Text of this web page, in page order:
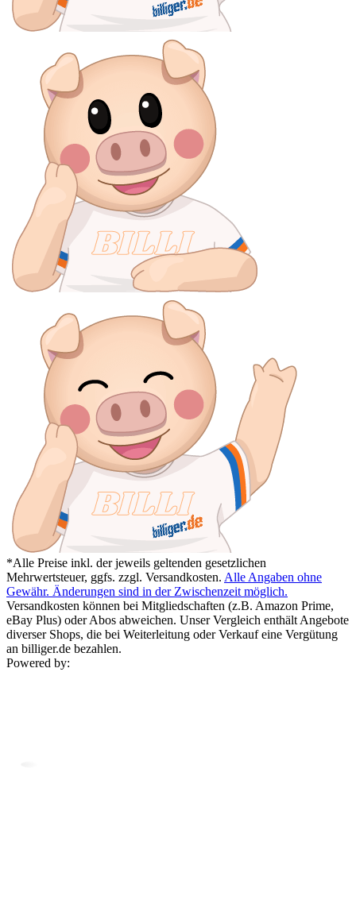
*Alle Preise inkl. der jeweils geltenden gesetzlichen
Mehrwertsteuer, ggfs. zzgl. Versandkosten. Alle Angaben ohne
Gewähr. Änderungen sind in der Zwischenzeit möglich.
Versandkosten können bei Mitgliedschaften (z.B. Amazon Prime,
eBay Plus) oder Abos abweichen. Unser Vergleich enthält Angebote
diverser Shops, die bei Weiterleitung oder Verkauf eine Vergütung
an billiger.de bezahlen.
Powered by: